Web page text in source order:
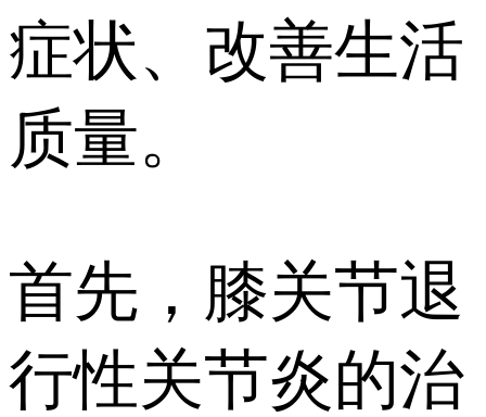
症状、改善生活
质量。
首先，膝关节退
行性关节炎的治